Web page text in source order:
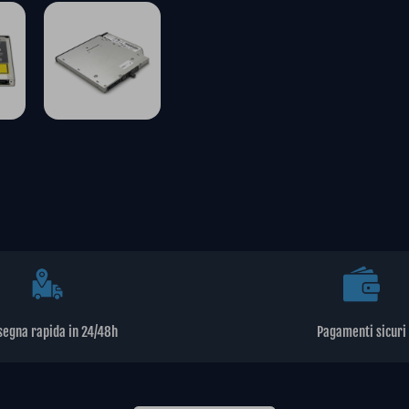
rapida in 24/48h Pagamenti sicuri